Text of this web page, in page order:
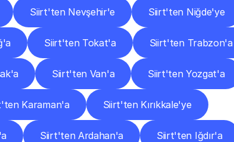
Siirt'ten Nevşehir'e Siirt'ten Niğde'ye
Siirt'ten Tokat'a Siirt'ten Trabzon'a
Siirt'ten Van'a Siirt'ten Yozgat'a
Karaman'a Siirt'ten Kırıkkale'ye
Siirt'ten Ardahan'a Siirt'ten Iğdır'a